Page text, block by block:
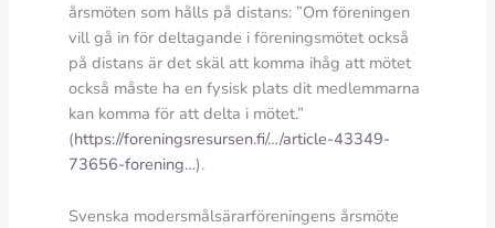
årsmöten som hålls på distans: ”Om föreningen
vill gå in för deltagande i föreningsmötet också
på distans är det skäl att komma ihåg att mötet
också måste ha en fysisk plats dit medlemmarna
kan komma för att delta i mötet.”
(https://foreningsresursen.fi/…/article-43349-
73656-forening…).
Svenska modersmålsärarföreningens årsmöte